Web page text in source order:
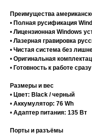
Преимущества
• Полная русификация
• Лицензионная Windows
• Лазерная гравировка
• Чистая система без
• Оригинальная
• Готовность к работе
Размеры и вес
• Цвет: Black / черный
• Аккумулятор: 76 Wh
• Адаптер питания: 135 Вт
Порты и разъёмы